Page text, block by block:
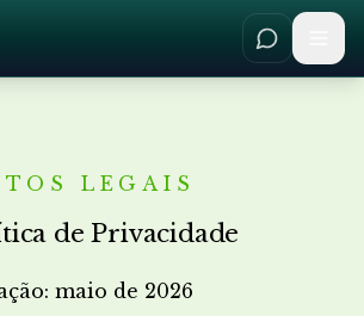
LEGAIS
de Privacidade
maio de 2026